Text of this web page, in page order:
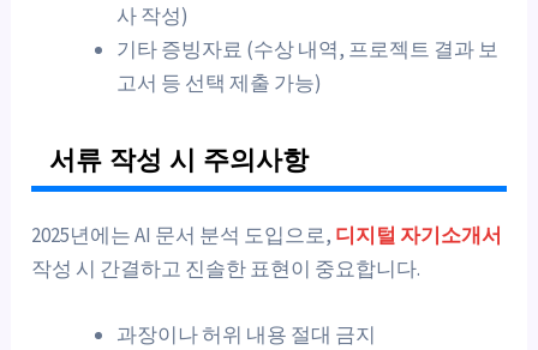
사 작성)
기타 증빙자료 (수상 내역, 프로젝트 결과 보
고서 등 선택 제출 가능)
서류 작성 시 주의사항
2025년에는 AI 문서 분석 도입으로, 디지털 자기소개서
작성 시 간결하고 진솔한 표현이 중요합니다.
과장이나 허위 내용 절대 금지